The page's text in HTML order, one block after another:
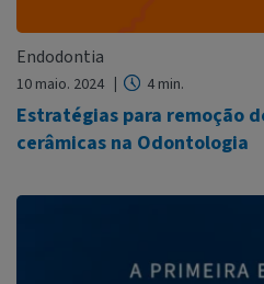
Endodontia
10 maio. 2024 4 min.
Estratégias para remoção
cerâmicas na Odontologia